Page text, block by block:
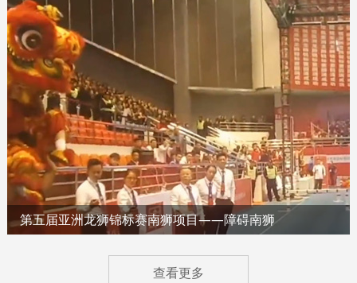
第五届亚洲龙狮锦标赛南狮项目——障碍南狮
查看更多